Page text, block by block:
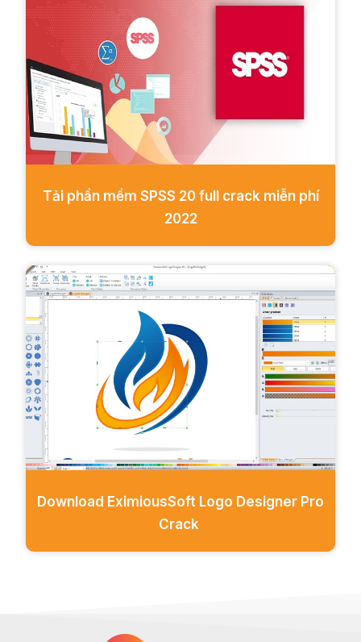
Tải phần mềm SPSS 20 full crack miễn phí
2022
Download EximiousSoft Logo Designer Pro
Crack